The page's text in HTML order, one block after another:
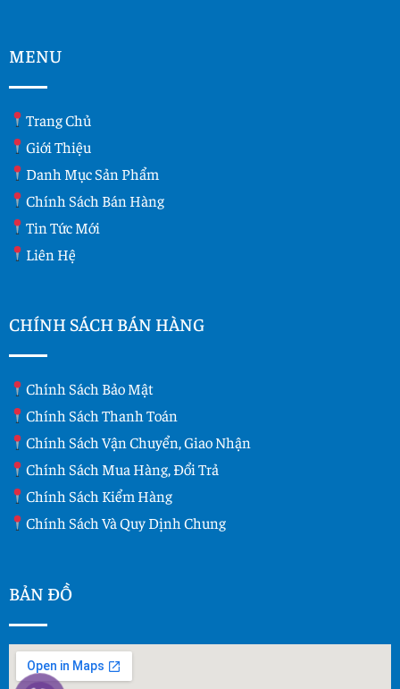
MENU
Trang Chủ
Giới Thiệu
Danh Mục Sản Phẩm
Chính Sách Bán Hàng
Tin Tức Mới
Liên Hệ
CHÍNH SÁCH BÁN HÀNG
Chính Sách Bảo Mật
Chính Sách Thanh Toán
Chính Sách Vận Chuyển, Giao Nhận
Chính Sách Mua Hàng, Đổi Trả
Chính Sách Kiểm Hàng
Chính Sách Và Quy Dịnh Chung
BẢN ĐỒ